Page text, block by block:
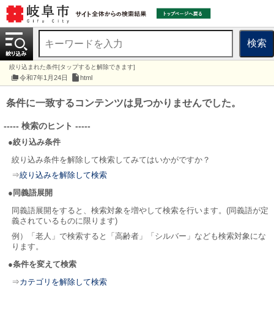
検索
絞り込まれた条件[タップすると解除できます]
令和7年1月24日 html
条件に一致するコンテンツは見つかりませんでした。
----- 検索のヒント -----
●絞り込み条件
絞り込み条件を解除して検索してみてはいかがですか？
⇒絞り込みを解除して検索
●同義語展開
同義語展開をすると、検索対象を増やして検索を行います。(同義語が定
義されているものに限ります)
例）「老人」で検索すると「高齢者」「シルバー」なども検索対象にな
ります。
●条件を変えて検索
⇒カテゴリを解除して検索